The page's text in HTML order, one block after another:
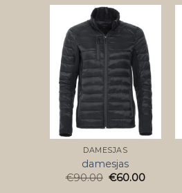
DAMESJAS
damesjas
€90.00 €60.00